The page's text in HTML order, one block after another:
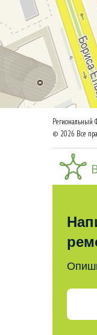
Региональный
© 2026 Все